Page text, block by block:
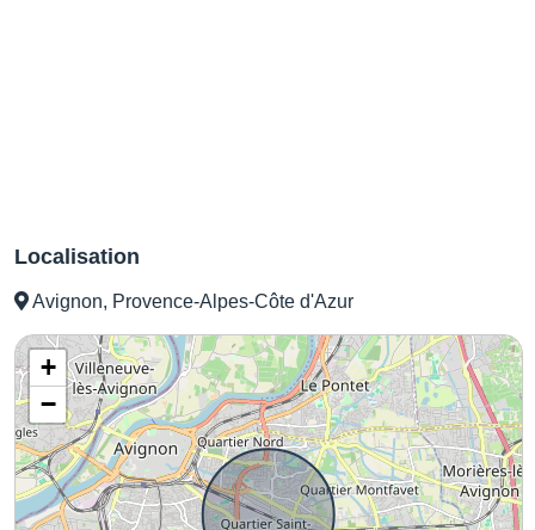
Localisation
Avignon, Provence-Alpes-Côte d'Azur
+
−